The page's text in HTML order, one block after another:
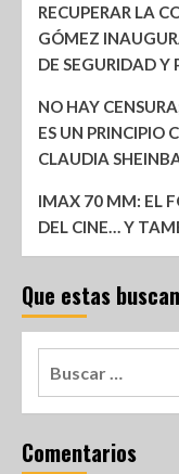
RECUPERAR LA
GÓMEZ
DE SEGURIDAD Y
NO HAY
ES UN PRINCIPIO
CLAUDIA
IMAX 70 MM: EL
DEL CINE… Y
Que estas
Comentarios